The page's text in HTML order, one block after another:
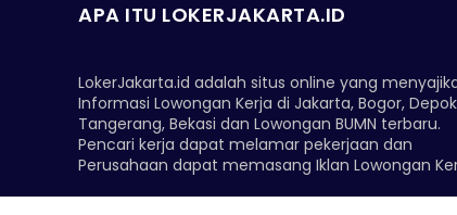
APA ITU LOKERJAKARTA.ID
LokerJakarta.id adalah situs online yang
Informasi Lowongan Kerja di Jakarta, Bogor,
Tangerang, Bekasi dan Lowongan BUMN terbaru.
Pencari kerja dapat melamar pekerjaan dan
Perusahaan dapat memasang Iklan Lowongan